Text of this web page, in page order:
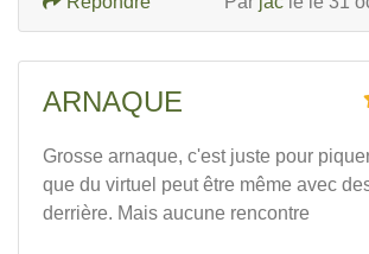
ARNAQUE
Grosse arnaque, c'est juste pour
que du virtuel peut être même avec
derrière. Mais aucune rencontre